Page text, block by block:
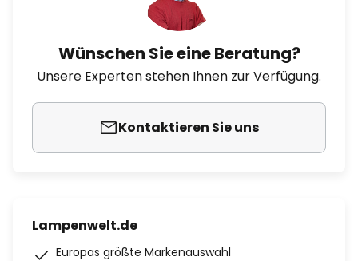
Wünschen Sie eine Beratung?
Unsere Experten stehen Ihnen zur Verfügung.
Kontaktieren Sie uns
Lampenwelt.de
Europas größte Markenauswahl